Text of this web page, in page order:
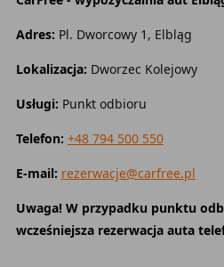
Adres: Pl. Dworcowy 1, Elbląg
Lokalizacja: Dworzec Kolejowy
Usługi: Punkt odbioru
Telefon: +48 794 500 550
E-mail: rezerwacje@carfree.pl
Uwaga! W przypadku punktu
wcześniejsza rezerwacja auta